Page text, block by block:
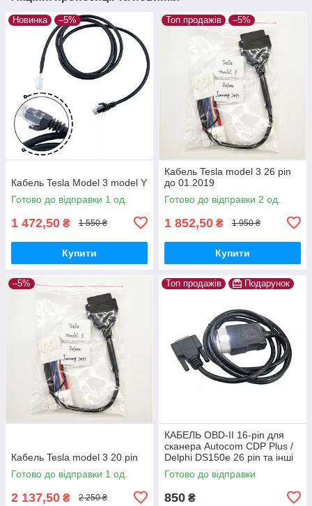
Новинка –5%
Кабель Tesla Model 3 model Y
Готово до відправки 1 од.
1 472,50 ₴ 1 550 ₴
Купити
Топ продажів –5%
Кабель Tesla model 3 26 pin
до 01.2019
Готово до відправки 2 од.
1 852,50 ₴ 1 950 ₴
Купити
–5%
Кабель Tesla model 3 20 pin
Готово до відправки 1 од.
2 137,50 ₴ 2 250 ₴
Топ продажів Подарунок
КАБЕЛЬ OBD-II 16-pin для
сканера Autocom CDP Plus /
Delphi DS150e 26 pin та інші
Готово до відправки
850 ₴